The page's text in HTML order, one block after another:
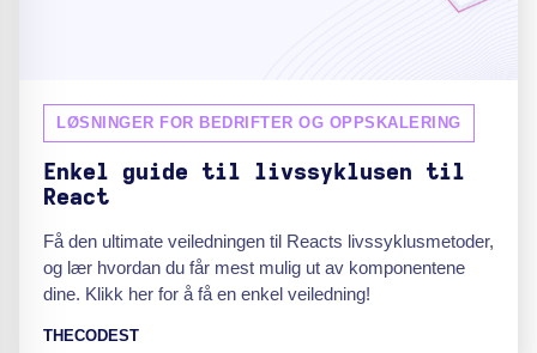
LØSNINGER FOR BEDRIFTER OG OPPSKALERING
Enkel guide til livssyklusen til
React
Få den ultimate veiledningen til Reacts livssyklusmetoder,
og lær hvordan du får mest mulig ut av komponentene
dine. Klikk her for å få en enkel veiledning!
THECODEST